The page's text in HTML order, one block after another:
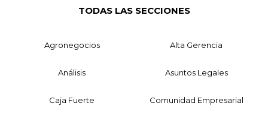
TODAS LAS SECCIONES
Agronegocios Alta Gerencia
Análisis Asuntos Legales
Caja Fuerte Comunidad Empresarial